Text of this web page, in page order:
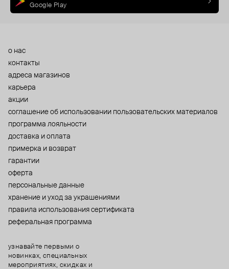
Google Play
о нас
контакты
адреса магазинов
карьера
акции
cоглашение об использовании пользовательских материалов
программа лояльности
доставка и оплата
примерка и возврат
гарантии
оферта
персональные данные
хранение и уход за украшениями
правила использования сертификата
реферальная программа
узнавайте первыми о
новинках, специальных
мероприятиях, скидках и